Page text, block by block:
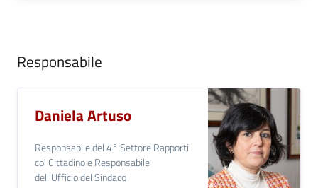
Responsabile
Daniela Artuso
Responsabile del 4° Settore Rapporti
col Cittadino e Responsabile
dell'Ufficio del Sindaco